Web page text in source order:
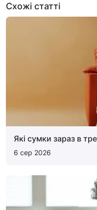
Схожі статті
Які сумки зараз в
6 сер 2026